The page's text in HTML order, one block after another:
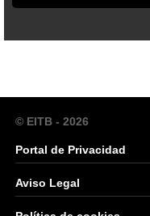
© EITB - 2026
Portal de Privacidad
Aviso Legal